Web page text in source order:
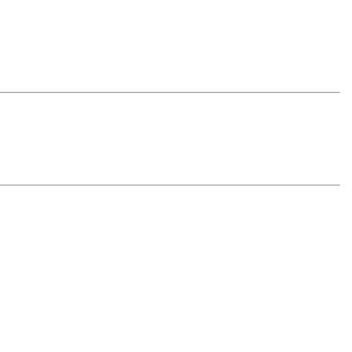
Vipps, Klarna och Google Pay.
debiteras kortet/fakturan.